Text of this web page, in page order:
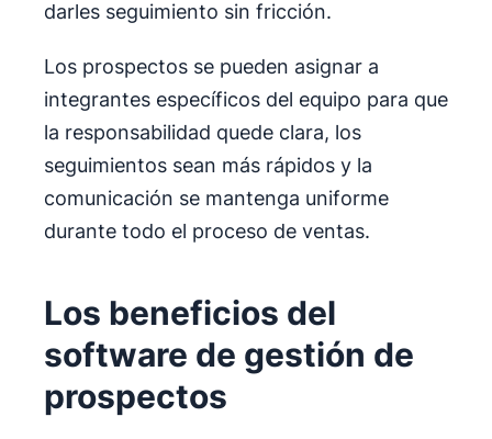
darles seguimiento sin fricción.
Los prospectos se pueden asignar a
integrantes específicos del equipo para que
la responsabilidad quede clara, los
seguimientos sean más rápidos y la
comunicación se mantenga uniforme
durante todo el proceso de ventas.
Los beneficios del
software de gestión de
prospectos